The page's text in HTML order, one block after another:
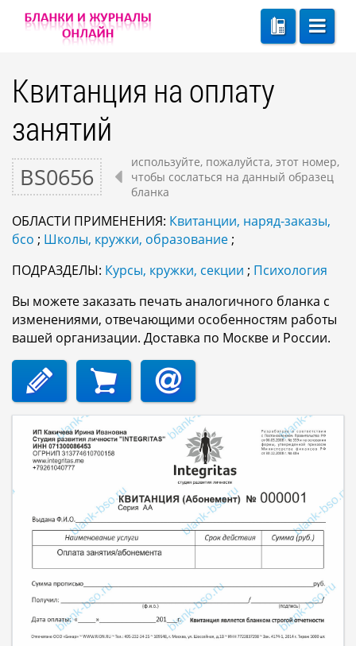
Квитанция на оплату
занятий
BS0656
используйте, пожалуйста, этот номер,
чтобы сослаться на данный образец
бланка
ОБЛАСТИ ПРИМЕНЕНИЯ: Квитанции, наряд-заказы,
бсо ; Школы, кружки, образование ;
ПОДРАЗДЕЛЫ: Курсы, кружки, секции ; Психология
Вы можете заказать печать аналогичного бланка с
изменениями, отвечающими особенностям работы
вашей организации. Доставка по Москве и России.